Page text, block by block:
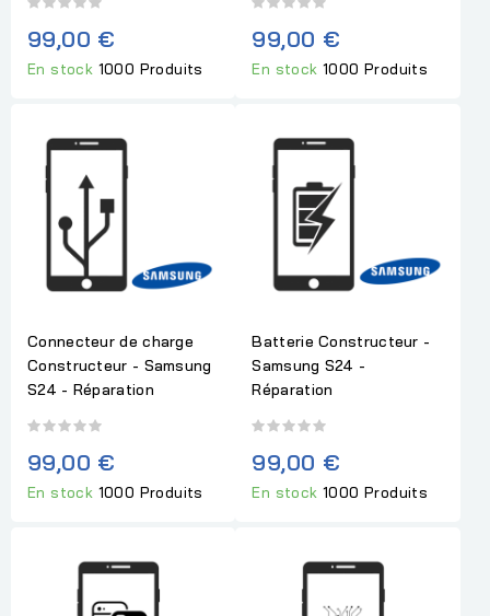
99,00 €
En stock 1000 Produits
99,00 €
En stock1000 Produits
Connecteur de charge
Constructeur - Samsung
S24 - Réparation
99,00 €
En stock 1000 Produits
Batterie Constructeur -
Samsung S24 -
Réparation
99,00 €
En stock1000 Produits